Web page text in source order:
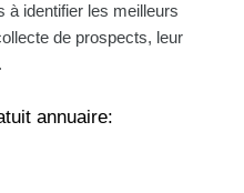
à identifier les meilleurs
de prospects, leur
annuaire: